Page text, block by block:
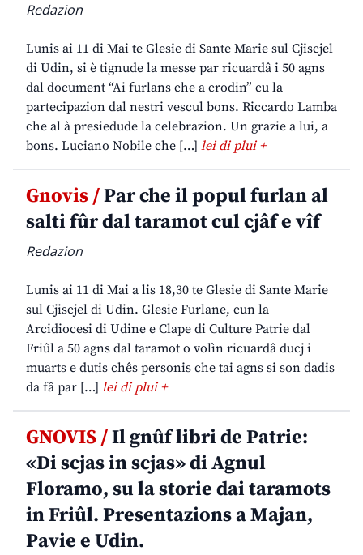
Redazion
Lunis ai 11 di Mai te Glesie di Sante Marie sul Cjiscjel
di Udin, si è tignude la messe par ricuardâ i 50 agns
dal document “Ai furlans che a crodin” cu la
partecipazion dal nestri vescul bons. Riccardo Lamba
che al à presiedude la celebrazion. Un grazie a lui, a
bons. Luciano Nobile che […] lei di plui +
Gnovis /Par che il popul furlan al
salti fûr dal taramot cul cjâf e vîf
Redazion
Lunis ai 11 di Mai a lis 18,30 te Glesie di Sante Marie
sul Cjiscjel di Udin. Glesie Furlane, cun la
Arcidiocesi di Udine e Clape di Culture Patrie dal
Friûl a 50 agns dal taramot o volìn ricuardâ ducj i
muarts e dutis chês personis che tai agns si son dadis
da fâ par […] lei di plui +
GNOVIS /Il gnûf libri de Patrie:
«Di scjas in scjas» di Agnul
Floramo, su la storie dai taramots
in Friûl. Presentazions a Majan,
Pavie e Udin.